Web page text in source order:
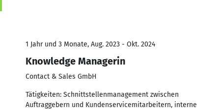
1 Jahr und 3 Monate, Aug. 2023 - Okt. 2024
Knowledge Managerin
Contact & Sales GmbH
Tätigkeiten: Schnittstellenmanagement zwischen
Auftraggebern und Kundenservicemitarbeitern, interne